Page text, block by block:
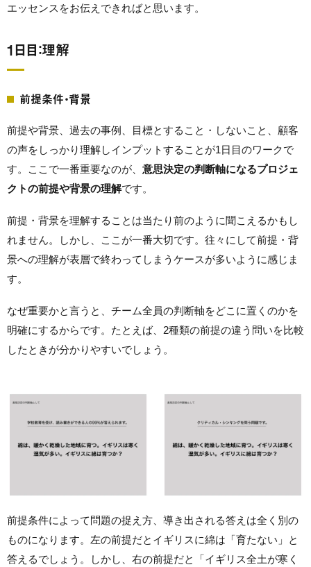
エッセンスをお伝えできればと思います。
1日目：理解
前提条件・背景
前提や背景、過去の事例、目標とすること・しないこと、顧客
の声をしっかり理解しインプットすることが1日目のワークで
す。ここで一番重要なのが、 意思決定の判断軸になるプロジェ
クトの前提や背景の理解です。
前提・背景を理解することは当たり前のように聞こえるかもし
れません。しかし、ここが一番大切です。往々にして前提・背
景への理解が表層で終わってしまうケースが多いように感じま
す。
なぜ重要かと言うと、チーム全員の判断軸をどこに置くのかを
明確にするからです。たとえば、2種類の前提の違う問いを比較
したときが分かりやすいでしょう。
前提条件によって問題の捉え方、導き出される答えは全く別の
ものになります。左の前提だとイギリスに綿は「育たない」と
答えるでしょう。しかし、右の前提だと「イギリス全土が寒く